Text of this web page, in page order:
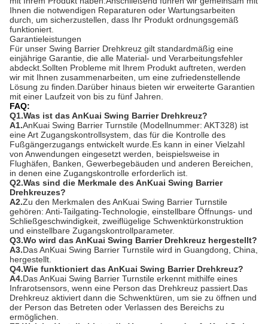
Support und Dienstleistungen:
Technischer Support und Service für Swing Barrier Turnstile
Wir wissen, wie wichtig es ist, zuverlässigen technischen Support
und Service für unser Swing Barrier Turnstile-Produkt
bereitzustellen.Unser Team steht Ihnen bei der Beantwortung
Ihrer Fragen zur Seite und bietet Ihnen die nötige Unterstützung,
um sicherzustellen, dass Ihr Produkt ordnungsgemäß
funktioniert.
Technischer Support
Wir bieten telefonischen, E-Mail- und Online-technischen Support
für unser Swing Barrier Turnstile.Unser technisches
Supportpersonal ist in allen Aspekten des Produkts geschult und
erfahren, sodass Sie sicher sein können, dass Sie die
bestmögliche Unterstützung erhalten.Bei Bedarf stehen wir auch
für technische Unterstützung vor Ort zur Verfügung.
Wartungs- und Reparaturservice
Wir bieten Wartungs- und Reparaturdienste für unser Swing
Barrier Turnstile an.Unser Team aus erfahrenen Technikern
beurteilt und diagnostiziert alle Probleme, die Sie möglicherweise
mit Ihrem Produkt haben.Anschließend führen wir gemeinsam mit
Ihnen die notwendigen Reparaturen oder Wartungsarbeiten
durch, um sicherzustellen, dass Ihr Produkt ordnungsgemäß
funktioniert.
Garantieleistungen
Für unser Swing Barrier Drehkreuz gilt standardmäßig eine
einjährige Garantie, die alle Material- und Verarbeitungsfehler
abdeckt.Sollten Probleme mit Ihrem Produkt auftreten, werden
wir mit Ihnen zusammenarbeiten, um eine zufriedenstellende
Lösung zu finden.Darüber hinaus bieten wir erweiterte Garantien
mit einer Laufzeit von bis zu fünf Jahren.